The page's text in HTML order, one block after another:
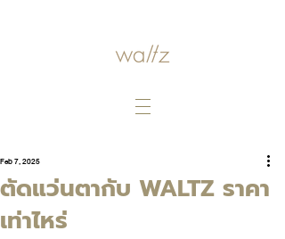
ตัดแว่นตากับ WALTZ ราคา
เท่าไหร่
Feb 7, 2025